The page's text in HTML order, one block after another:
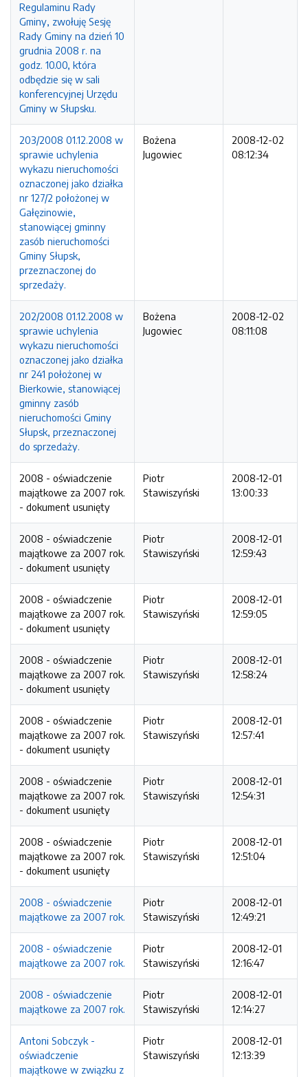
Regulaminu Rady
Gminy, zwołuję Sesję
Rady Gminy na dzień 10
grudnia 2008 r. na
godz. 10.00, która
odbędzie się w sali
konferencyjnej Urzędu
Gminy w Słupsku.
203/2008 01.12.2008 w
sprawie uchylenia
wykazu nieruchomości
oznaczonej jako działka
nr 127/2 położonej w
Gałęzinowie,
stanowiącej gminny
zasób nieruchomości
Gminy Słupsk,
przeznaczonej do
sprzedaży.
Bożena
Jugowiec
2008-12-02
08:12:34
202/2008 01.12.2008 w
sprawie uchylenia
wykazu nieruchomości
oznaczonej jako działka
nr 241 położonej w
Bierkowie, stanowiącej
gminny zasób
nieruchomości Gminy
Słupsk, przeznaczonej
do sprzedaży.
Bożena
Jugowiec
2008-12-02
08:11:08
2008 - oświadczenie
majątkowe za 2007 rok.
- dokument usunięty
Piotr
Stawiszyński
2008-12-01
13:00:33
2008 - oświadczenie
majątkowe za 2007 rok.
- dokument usunięty
Piotr
Stawiszyński
2008-12-01
12:59:43
2008 - oświadczenie
majątkowe za 2007 rok.
- dokument usunięty
Piotr
Stawiszyński
2008-12-01
12:59:05
2008 - oświadczenie
majątkowe za 2007 rok.
- dokument usunięty
Piotr
Stawiszyński
2008-12-01
12:58:24
2008 - oświadczenie
majątkowe za 2007 rok.
- dokument usunięty
Piotr
Stawiszyński
2008-12-01
12:57:41
2008 - oświadczenie
majątkowe za 2007 rok.
- dokument usunięty
Piotr
Stawiszyński
2008-12-01
12:54:31
2008 - oświadczenie
majątkowe za 2007 rok.
- dokument usunięty
Piotr
Stawiszyński
2008-12-01
12:51:04
2008 - oświadczenie
majątkowe za 2007 rok.
Piotr
Stawiszyński
2008-12-01
12:49:21
2008 - oświadczenie
majątkowe za 2007 rok.
Piotr
Stawiszyński
2008-12-01
12:16:47
2008 - oświadczenie
majątkowe za 2007 rok.
Piotr
Stawiszyński
2008-12-01
12:14:27
Antoni Sobczyk -
oświadczenie
majątkowe w związku z
Piotr
Stawiszyński
2008-12-01
12:13:39